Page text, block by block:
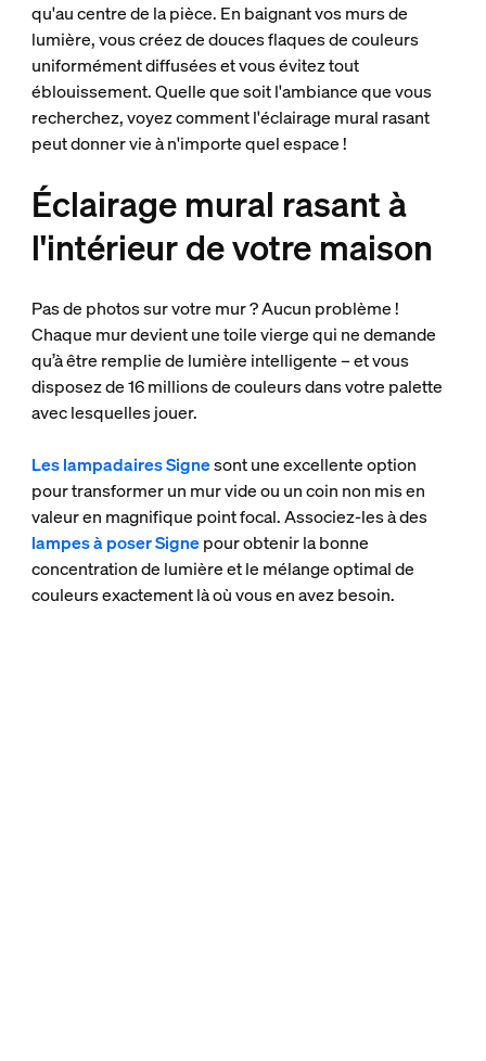
qu'au centre de la pièce. En baignant vos murs de
lumière, vous créez de douces flaques de couleurs
uniformément diffusées et vous évitez tout
éblouissement. Quelle que soit l'ambiance que vous
recherchez, voyez comment l'éclairage mural rasant
peut donner vie à n'importe quel espace !
Éclairage mural rasant à
l'intérieur de votre maison
Pas de photos sur votre mur ? Aucun problème !
Chaque mur devient une toile vierge qui ne demande
qu’à être remplie de lumière intelligente – et vous
disposez de 16 millions de couleurs dans votre palette
avec lesquelles jouer.
Les lampadaires Signesont une excellente option
pour transformer un mur vide ou un coin non mis en
valeur en magnifique point focal. Associez-les à des
lampes à poser Signepour obtenir la bonne
concentration de lumière et le mélange optimal de
couleurs exactement là où vous en avez besoin.